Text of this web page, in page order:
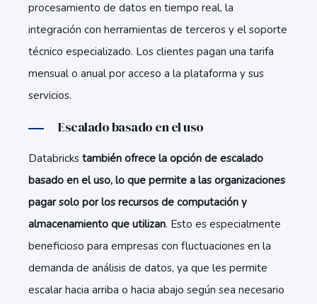
procesamiento de datos en tiempo real, la
integración con herramientas de terceros y el soporte
técnico especializado. Los clientes pagan una tarifa
mensual o anual por acceso a la plataforma y sus
servicios.
Escalado basado en el uso
Databricks también ofrece la opción de escalado
basado en el uso, lo que permite a las organizaciones
pagar solo por los recursos de computación y
almacenamiento que utilizan. Esto es especialmente
beneficioso para empresas con fluctuaciones en la
demanda de análisis de datos, ya que les permite
escalar hacia arriba o hacia abajo según sea necesario